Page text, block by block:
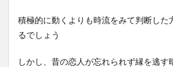
積極的に動くよりも時流をみて判断した
るでしょう
しかし、昔の恋人が忘れられず縁を逃す